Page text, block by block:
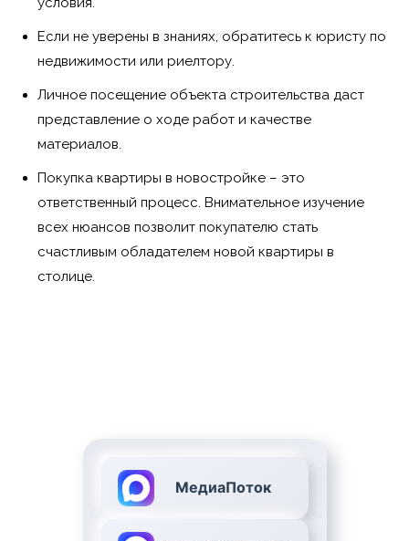
Если не уверены в знаниях, обратитесь к юристу по
недвижимости или риелтору.
Личное посещение объекта строительства даст
представление о ходе работ и качестве
материалов.
Покупка квартиры в новостройке – это
ответственный процесс. Внимательное изучение
всех нюансов позволит покупателю стать
счастливым обладателем новой квартиры в
столице.
МедиаПоток